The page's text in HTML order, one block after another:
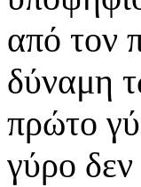
από τον
δύναμη
πρώτο
γύρο δεν